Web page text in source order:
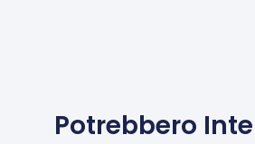
Potrebbero